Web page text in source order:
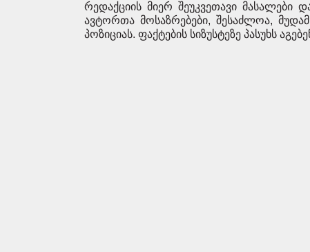
რედაქციის მიერ შეუკვეთავი მასალები
ავტორთა მოსაზრებები, შესაძლოა,
პოზიციას. ფაქტების სიზუსტეზე პასუხს